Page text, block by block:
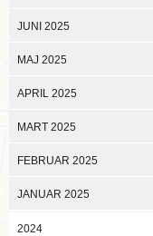
JUNI 2025
MAJ 2025
APRIL 2025
MART 2025
FEBRUAR 2025
JANUAR 2025
2024